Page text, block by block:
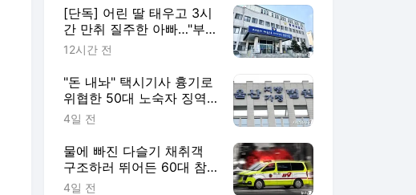
[단독] 어린 딸 태우고 3시
간 만취 질주한 아빠…"부
부싸움 뒤 홧김에"
12시간 전
"돈 내놔" 택시기사 흉기로
위협한 50대 노숙자 징역
2년
4일 전
물에 빠진 다슬기 채취객
구조하러 뛰어든 60대 참
변…익수자는 회복
4일 전